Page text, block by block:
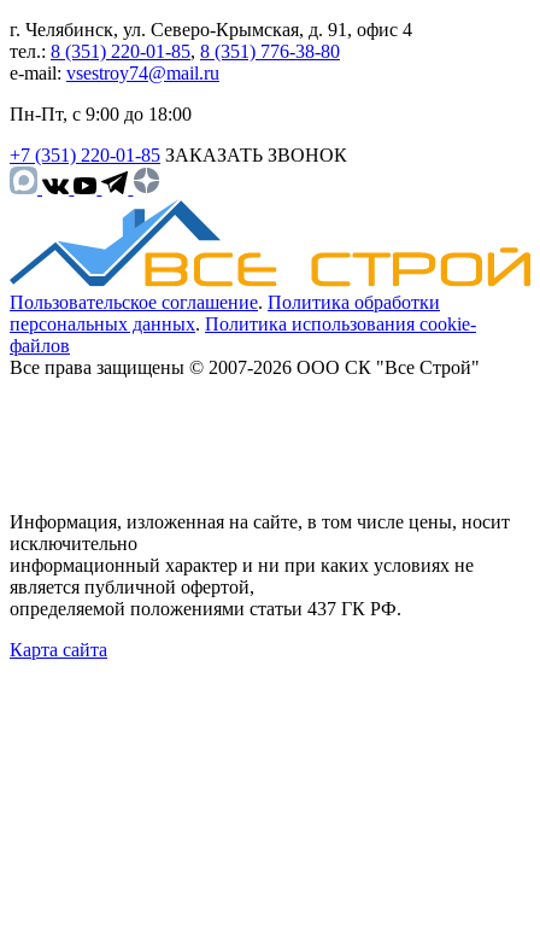
г. Челябинск, ул. Северо-Крымская, д. 91, офис 4
тел.: 8 (351) 220-01-85, 8 (351) 776-38-80
e-mail: vsestroy74@mail.ru
Пн-Пт, с 9:00 до 18:00
+7 (351) 220-01-85 ЗАКАЗАТЬ ЗВОНОК
Пользовательское соглашение. Политика обработки
персональных данных. Политика использования cookie-
файлов
Все права защищены © 2007-2026 ООО СК "Все Строй"
Информация, изложенная на сайте, в том числе цены, носит
исключительно
информационный характер и ни при каких условиях не
является публичной офертой,
определяемой положениями статьи 437 ГК РФ.
Карта сайта